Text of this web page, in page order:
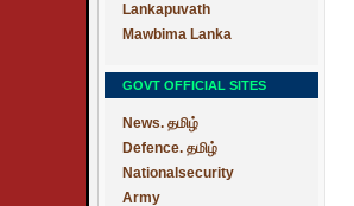
Lankapuvath
Mawbima Lanka
GOVT OFFICIAL SITES
News. தமிழ்
Defence. தமிழ்
Nationalsecurity
Army